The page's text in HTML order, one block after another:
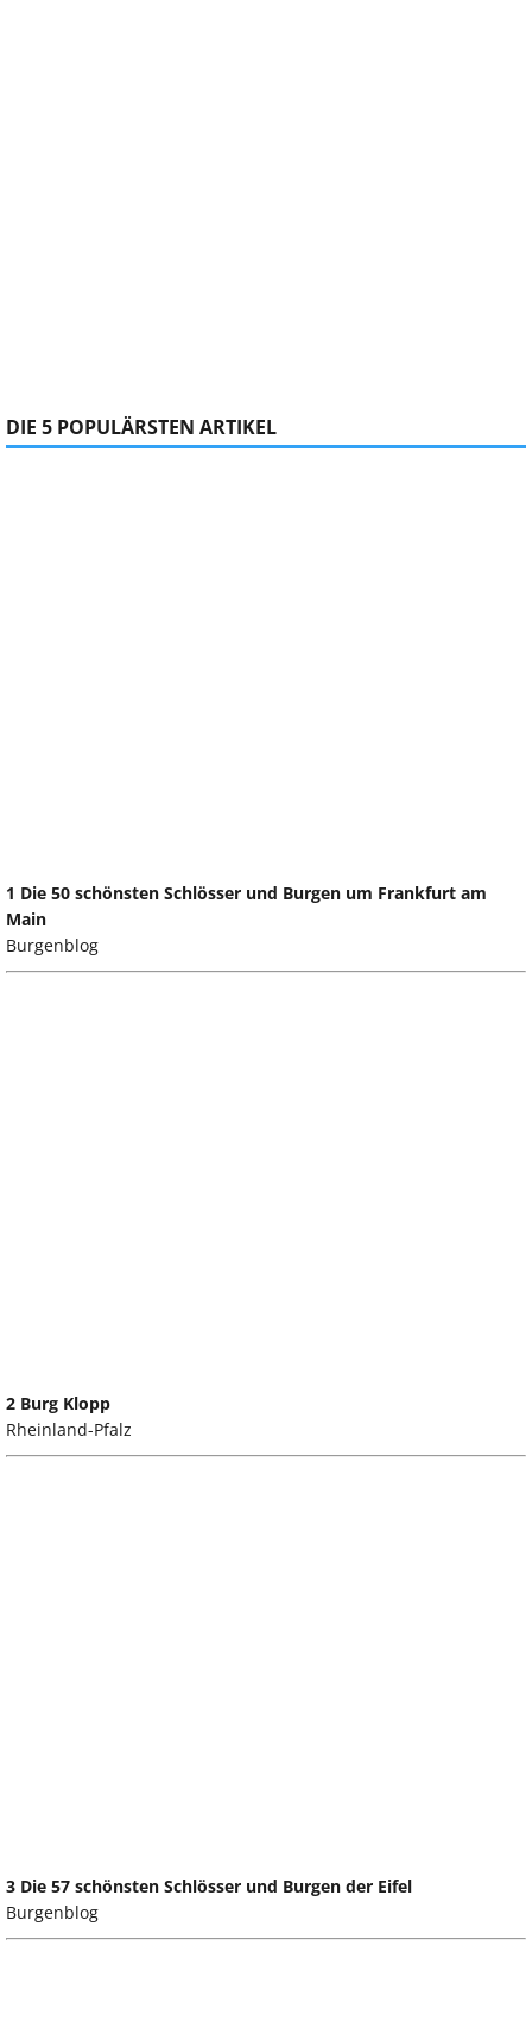
DIE 5 POPULÄRSTEN ARTIKEL
1 Die 50 schönsten Schlösser und Burgen um Frankfurt am
Main
Burgenblog
2 Burg Klopp
Rheinland-Pfalz
3 Die 57 schönsten Schlösser und Burgen der Eifel
Burgenblog